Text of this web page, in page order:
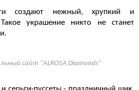
создают нежный, хрупкий и
украшение никто не станет
сайт “ALROSA Diamonds”